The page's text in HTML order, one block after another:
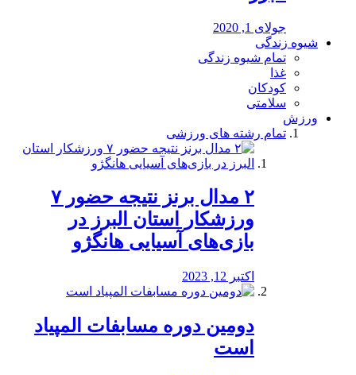
جولای 1, 2020
شیوه زندگی
تمام شیوه زندگی
غذا
کودکان
سلامتی
ورزش
تمام رشته های ورزشی
۲ مدال برنز نتیجه حضور ۷
ورزشکار استان البرز در
بازی‌های آسیایی هانگژو
اکتبر 12, 2023
دومین دوره مسابفات المپیاد
است